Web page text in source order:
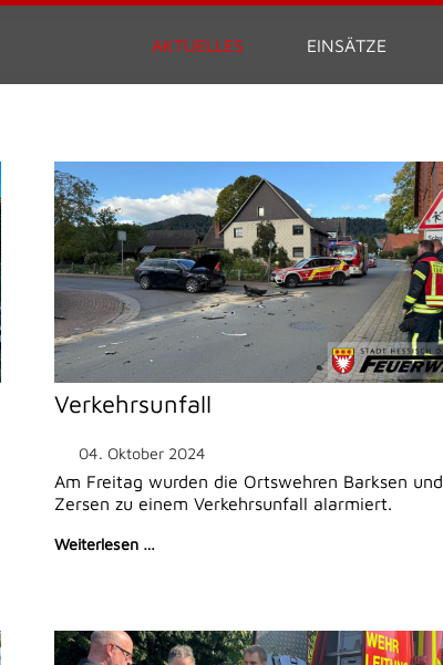
AKTUELLES EINSÄTZE
Verkehrsunfall
04. Oktober 2024
Am Freitag wurden die Ortswehren Barksen und
Zersen zu einem Verkehrsunfall alarmiert.
Weiterlesen …